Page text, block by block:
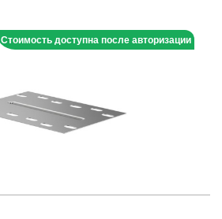
Стоимость доступна после авторизации